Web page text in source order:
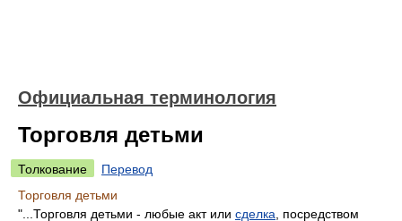
Официальная терминология
Торговля детьми
Толкование
Перевод
Торговля детьми
"...Торговля детьми - любые акт или сделка , посредством